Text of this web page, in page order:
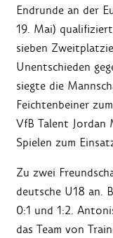
Endrunde an der
19. Mai)
sieben
Unentschieden
siegte die
Feichtenbeiner
VfB Talent Jordan
Spielen zum
Zu zwei
deutsche U18 an.
0:1 und 1:2.
das Team von